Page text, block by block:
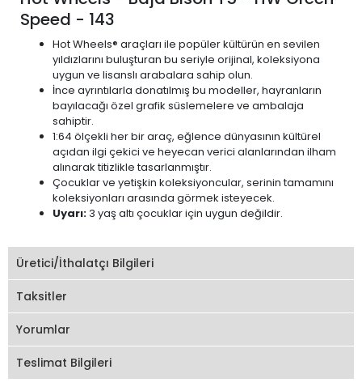
Speed - 143
Hot Wheels® araçları ile popüler kültürün en sevilen
yıldızlarını buluşturan bu seriyle orijinal, koleksiyona
uygun ve lisanslı arabalara sahip olun.
İnce ayrıntılarla donatılmış bu modeller, hayranların
bayılacağı özel grafik süslemelere ve ambalaja
sahiptir.
1:64 ölçekli her bir araç, eğlence dünyasının kültürel
açıdan ilgi çekici ve heyecan verici alanlarından ilham
alınarak titizlikle tasarlanmıştır.
Çocuklar ve yetişkin koleksiyoncular, serinin tamamını
koleksiyonları arasında görmek isteyecek.
Uyarı:3 yaş altı çocuklar için uygun değildir.
Üretici/İthalatçı Bilgileri
Taksitler
Yorumlar
Teslimat Bilgileri